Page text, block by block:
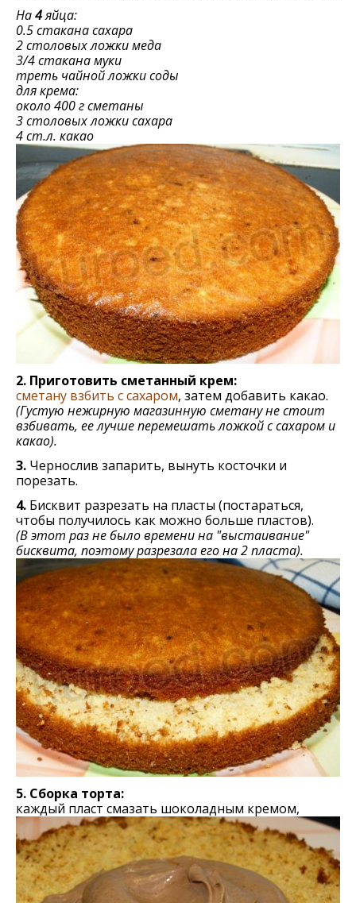
На4яйца:
0.5 стакана сахара
2 столовых ложки меда
3/4 стакана муки
треть чайной ложки соды
для крема:
около 400 г сметаны
3 столовых ложки сахара
4 ст.л. какао
2. Приготовить сметанный крем:
сметану взбить с сахаром, затем добавить какао.
(Густую нежирную магазинную сметану не стоит
взбивать, ее лучше перемешать ложкой с сахаром и
какао).
3. Чернослив запарить, вынуть косточки и
порезать.
4. Бисквит разрезать на пласты (постараться,
чтобы получилось как можно больше пластов).
(В этот раз не было времени на "выстаивание"
бисквита, поэтому разрезала его на 2 пласта).
5. Сборка торта:
каждый пласт смазать шоколадным кремом,